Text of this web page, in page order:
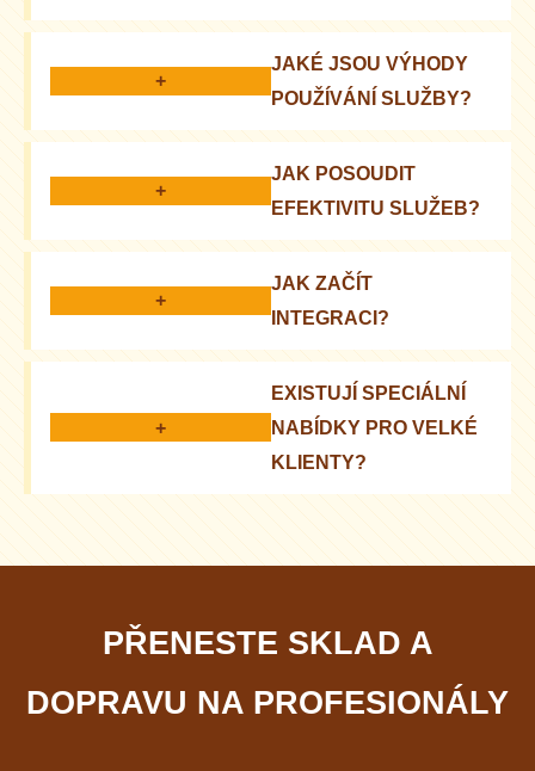
Jedná se o komplexní službu zpracování
objednávek, skladování a doručování zboží
+
JAKÉ JSOU VÝHODY
POUŽÍVÁNÍ SLUŽBY?
Úspora času, snížení nákladů, škálování podnikání
+
JAK POSOUDIT
EFEKTIVITU SLUŽEB?
Analýza KPI: doba zpracování, náklady,
spokojenost zákazníků
+
JAK ZAČÍT
INTEGRACI?
Kontaktujte manažera pro konzultaci a dohodnutí
+
EXISTUJÍ SPECIÁLNÍ
NABÍDKY PRO VELKÉ
KLIENTY?
PŘENESTE SKLAD A
DOPRAVU NA PROFESIONÁLY